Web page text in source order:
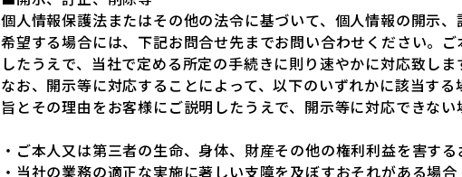
個人情報保護法またはその他の法令に基づいて、個人情報の開示、
希望する場合には、下記お問合せ先までお問い合わせください。
したうえで、当社で定める所定の手続きに則り速やかに対応致しま
なお、開示等に対応することによって、以下のいずれかに該当す
旨とその理由をお客様にご説明したうえで、開示等に対応できない
・ご本人又は第三者の生命、身体、財産その他の権利利益を害す
・当社の業務の適正な実施に著しい支障を及ぼすおそれがある場合